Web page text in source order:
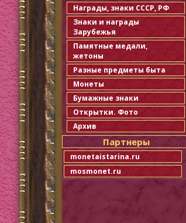
Награды, знаки СССР, РФ
Знаки и награды
Зарубежья
Памятные медали,
жетоны
Разные предметы быта
Монеты
Бумажные знаки
Открытки. Фото
Архив
Партнеры
monetaistarina.ru
mosmonet.ru